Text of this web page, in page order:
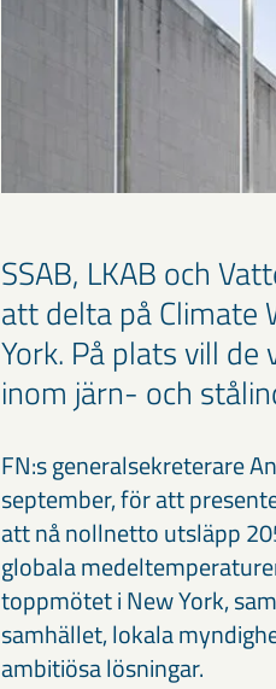
SSAB, LKAB och
att delta på Climate
York. På plats vill
inom järn- och
FN:s generalsekreterare
september, för att
att nå nollnetto utsläpp
globala
toppmötet i New York,
samhället, lokala
ambitiösa lösningar.